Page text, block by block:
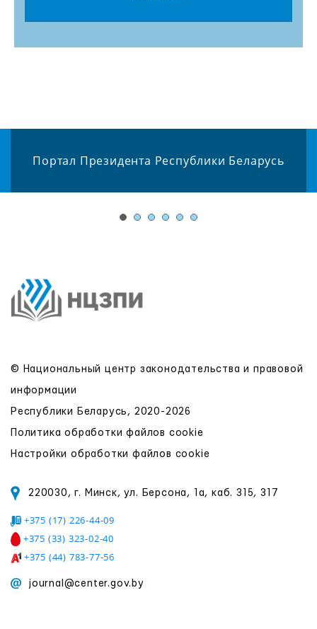
Портал Президента Республики Беларусь
© Национальный центр законодательства и правовой
информации
Республики Беларусь, 2020-2026
Политика обработки файлов cookie
Настройки обработки файлов cookie
220030, г. Минск, ул. Берсона, 1а, каб. 315, 317
+375 (17) 226-44-09
+375 (33) 323-02-40
+375 (44) 783-77-56
journal@center.gov.by